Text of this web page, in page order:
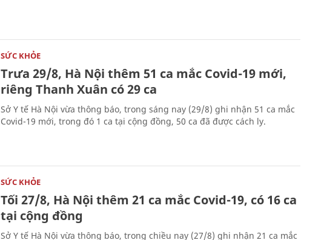
SỨC KHỎE
Trưa 29/8, Hà Nội thêm 51 ca mắc Covid-19 mới,
riêng Thanh Xuân có 29 ca
Sở Y tế Hà Nội vừa thông báo, trong sáng nay (29/8) ghi nhận 51 ca mắc
Covid-19 mới, trong đó 1 ca tại cộng đồng, 50 ca đã được cách ly.
SỨC KHỎE
Tối 27/8, Hà Nội thêm 21 ca mắc Covid-19, có 16 ca
tại cộng đồng
Sở Y tế Hà Nội vừa thông báo, trong chiều nay (27/8) ghi nhận 21 ca mắc